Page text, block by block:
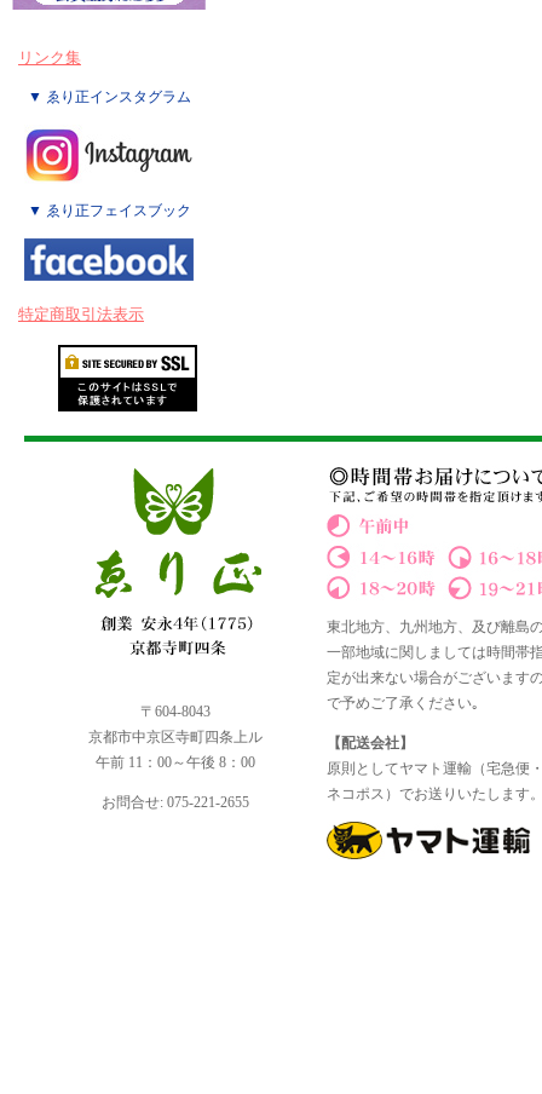
リンク集
▼ ゑり正インスタグラム
▼ ゑり正フェイスブック
特定商取引法表示
〒604-8043
京都市中京区寺町四条上ル
午前 11：00～午後 8：00
お問合せ: 075-221-2655
東北地方、九州地方、及び離島
一部地域に関しましては時間帯
定が出来ない場合がございます
で予めご了承ください｡
【配送会社】
原則としてヤマト運輸（宅急便
ネコポス）でお送りいたします